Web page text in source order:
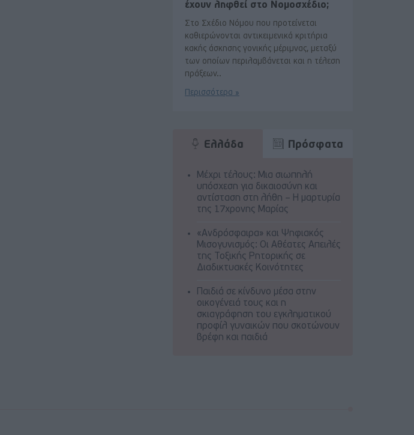
έχουν ληφθεί στο Νομοσχέδιο;
Στο Σχέδιο Νόμου που προτείνεται
καθιερώνονται αντικειμενικά κριτήρια
κακής άσκησης γονικής μέριμνας, μεταξύ
των οποίων περιλαμβάνεται και η τέλεση
πράξεων..
Περισσότερα »
Ελλάδα Πρόσφατα
Μέχρι τέλους: Μια σιωπηλή
υπόσχεση για δικαιοσύνη και
αντίσταση στη λήθη – Η μαρτυρία
της 17χρονης Μαρίας
«Ανδρόσφαιρα» και Ψηφιακός
Μισογυνισμός: Οι Αθέατες Απειλές
της Τοξικής Ρητορικής σε
Διαδικτυακές Κοινότητες
Παιδιά σε κίνδυνο μέσα στην
οικογένειά τους και η
σκιαγράφηση του εγκληματικού
προφίλ γυναικών που σκοτώνουν
βρέφη και παιδιά